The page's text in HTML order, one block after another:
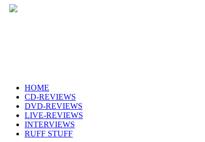
HOME
CD-REVIEWS
DVD-REVIEWS
LIVE-REVIEWS
INTERVIEWS
RUFF STUFF